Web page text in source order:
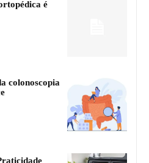
é
colonoscopia